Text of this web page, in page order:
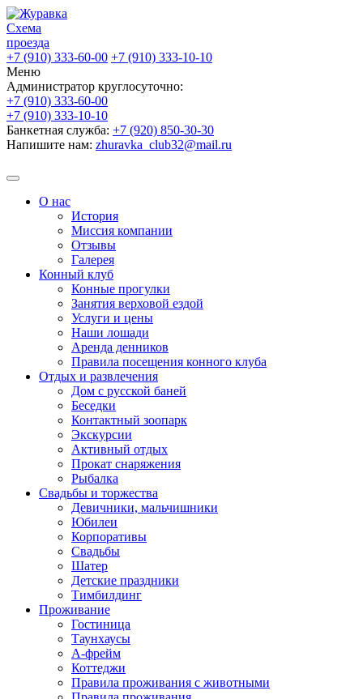
Схема
проезда
+7 (910) 333-60-00 +7 (910) 333-10-10
Меню
Администратор круглосуточно:
+7 (910) 333-60-00
+7 (910) 333-10-10
Банкетная служба: +7 (920) 850-30-30
Напишите нам: zhuravka_club32@mail.ru
О нас
История
Миссия компании
Отзывы
Галерея
Конный клуб
Конные прогулки
Занятия верховой ездой
Услуги и цены
Наши лошади
Аренда денников
Правила посещения конного клуба
Отдых и развлечения
Дом с русской баней
Беседки
Контактный зоопарк
Экскурсии
Активный отдых
Прокат снаряжения
Рыбалка
Свадьбы и торжества
Девичники, мальчишники
Юбилеи
Корпоративы
Свадьбы
Шатер
Детские праздники
Тимбилдинг
Проживание
Гостиница
Таунхаусы
А-фрейм
Коттеджи
Правила проживания с животными